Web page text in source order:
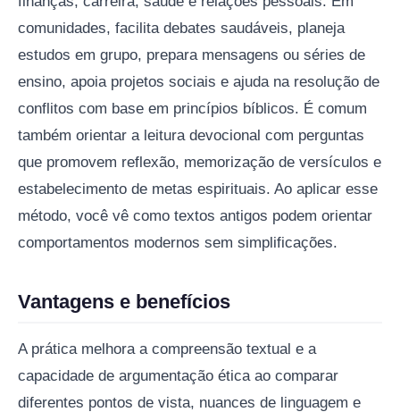
comunidades, facilita debates saudáveis, planeja
estudos em grupo, prepara mensagens ou séries de
ensino, apoia projetos sociais e ajuda na resolução de
conflitos com base em princípios bíblicos. É comum
também orientar a leitura devocional com perguntas
que promovem reflexão, memorização de versículos e
estabelecimento de metas espirituais. Ao aplicar esse
método, você vê como textos antigos podem orientar
comportamentos modernos sem simplificações.
Vantagens e benefícios
A prática melhora a compreensão textual e a
capacidade de argumentação ética ao comparar
diferentes pontos de vista, nuances de linguagem e